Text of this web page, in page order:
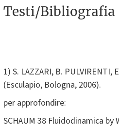
Testi/Bibliografia
1) S. LAZZARI, B.
(Esculapio, Bologna, 2006).
per approfondire:
SCHAUM 38 Fluidodinamica by